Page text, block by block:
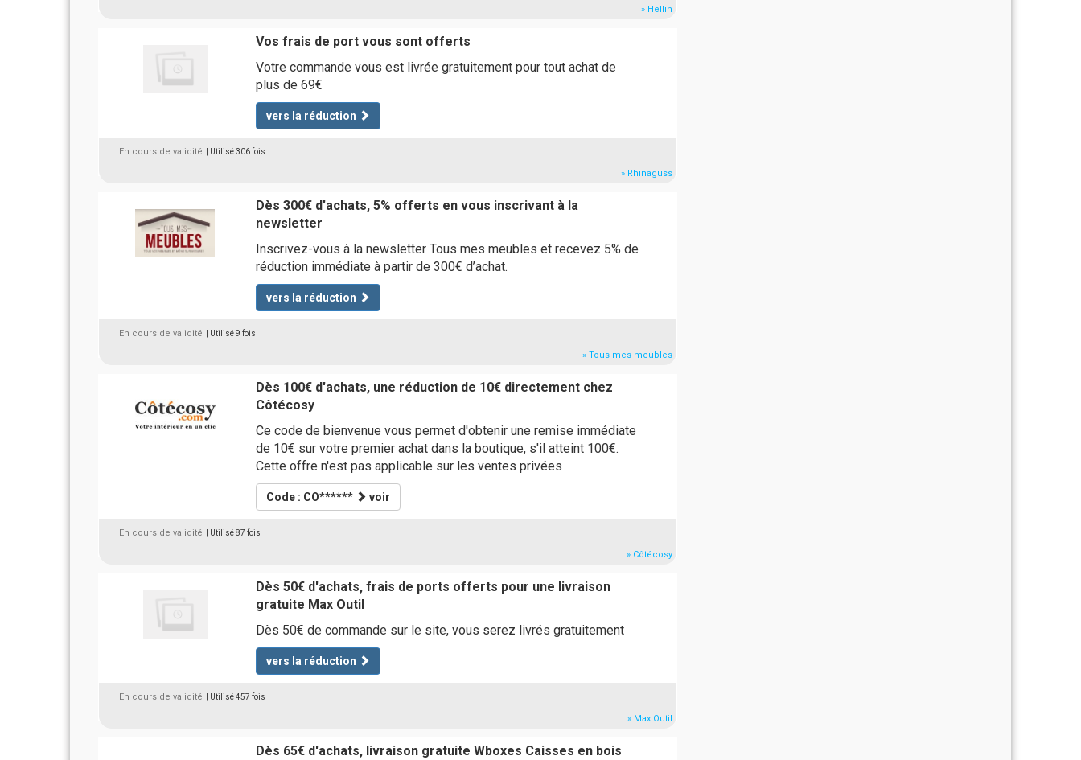
» Hellin
Vos frais de port vous sont offerts
Votre commande vous est livrée gratuitement pour tout achat de
plus de 69€
vers la réduction
En cours de validité | Utilisé 306 fois
» Rhinaguss
Dès 300€ d'achats, 5% offerts en vous inscrivant à la
newsletter
Inscrivez-vous à la newsletter Tous mes meubles et recevez 5% de
réduction immédiate à partir de 300€ d’achat.
vers la réduction
En cours de validité | Utilisé 9 fois
» Tous mes meubles
Dès 100€ d'achats, une réduction de 10€ directement chez
Côtécosy
Ce code de bienvenue vous permet d'obtenir une remise immédiate
de 10€ sur votre premier achat dans la boutique, s'il atteint 100€.
Cette offre n'est pas applicable sur les ventes privées
Code : CO****** voir
En cours de validité | Utilisé 87 fois
» Côtécosy
Dès 50€ d'achats, frais de ports offerts pour une livraison
gratuite Max Outil
Dès 50€ de commande sur le site, vous serez livrés gratuitement
vers la réduction
En cours de validité | Utilisé 457 fois
» Max Outil
Dès 65€ d'achats, livraison gratuite Wboxes Caisses en bois